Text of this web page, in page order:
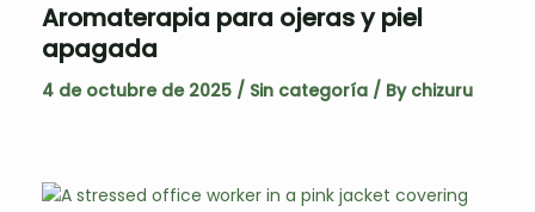
Aromaterapia para ojeras y piel
apagada
4 de octubre de 2025 / Sin categoría / By chizuru